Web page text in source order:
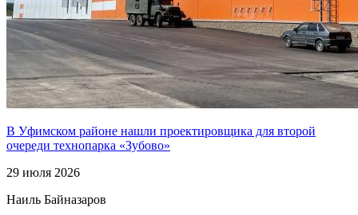
В Уфимском районе нашли проектировщика для второй
очереди технопарка «Зубово»
29 июля 2026
Наиль Байназаров